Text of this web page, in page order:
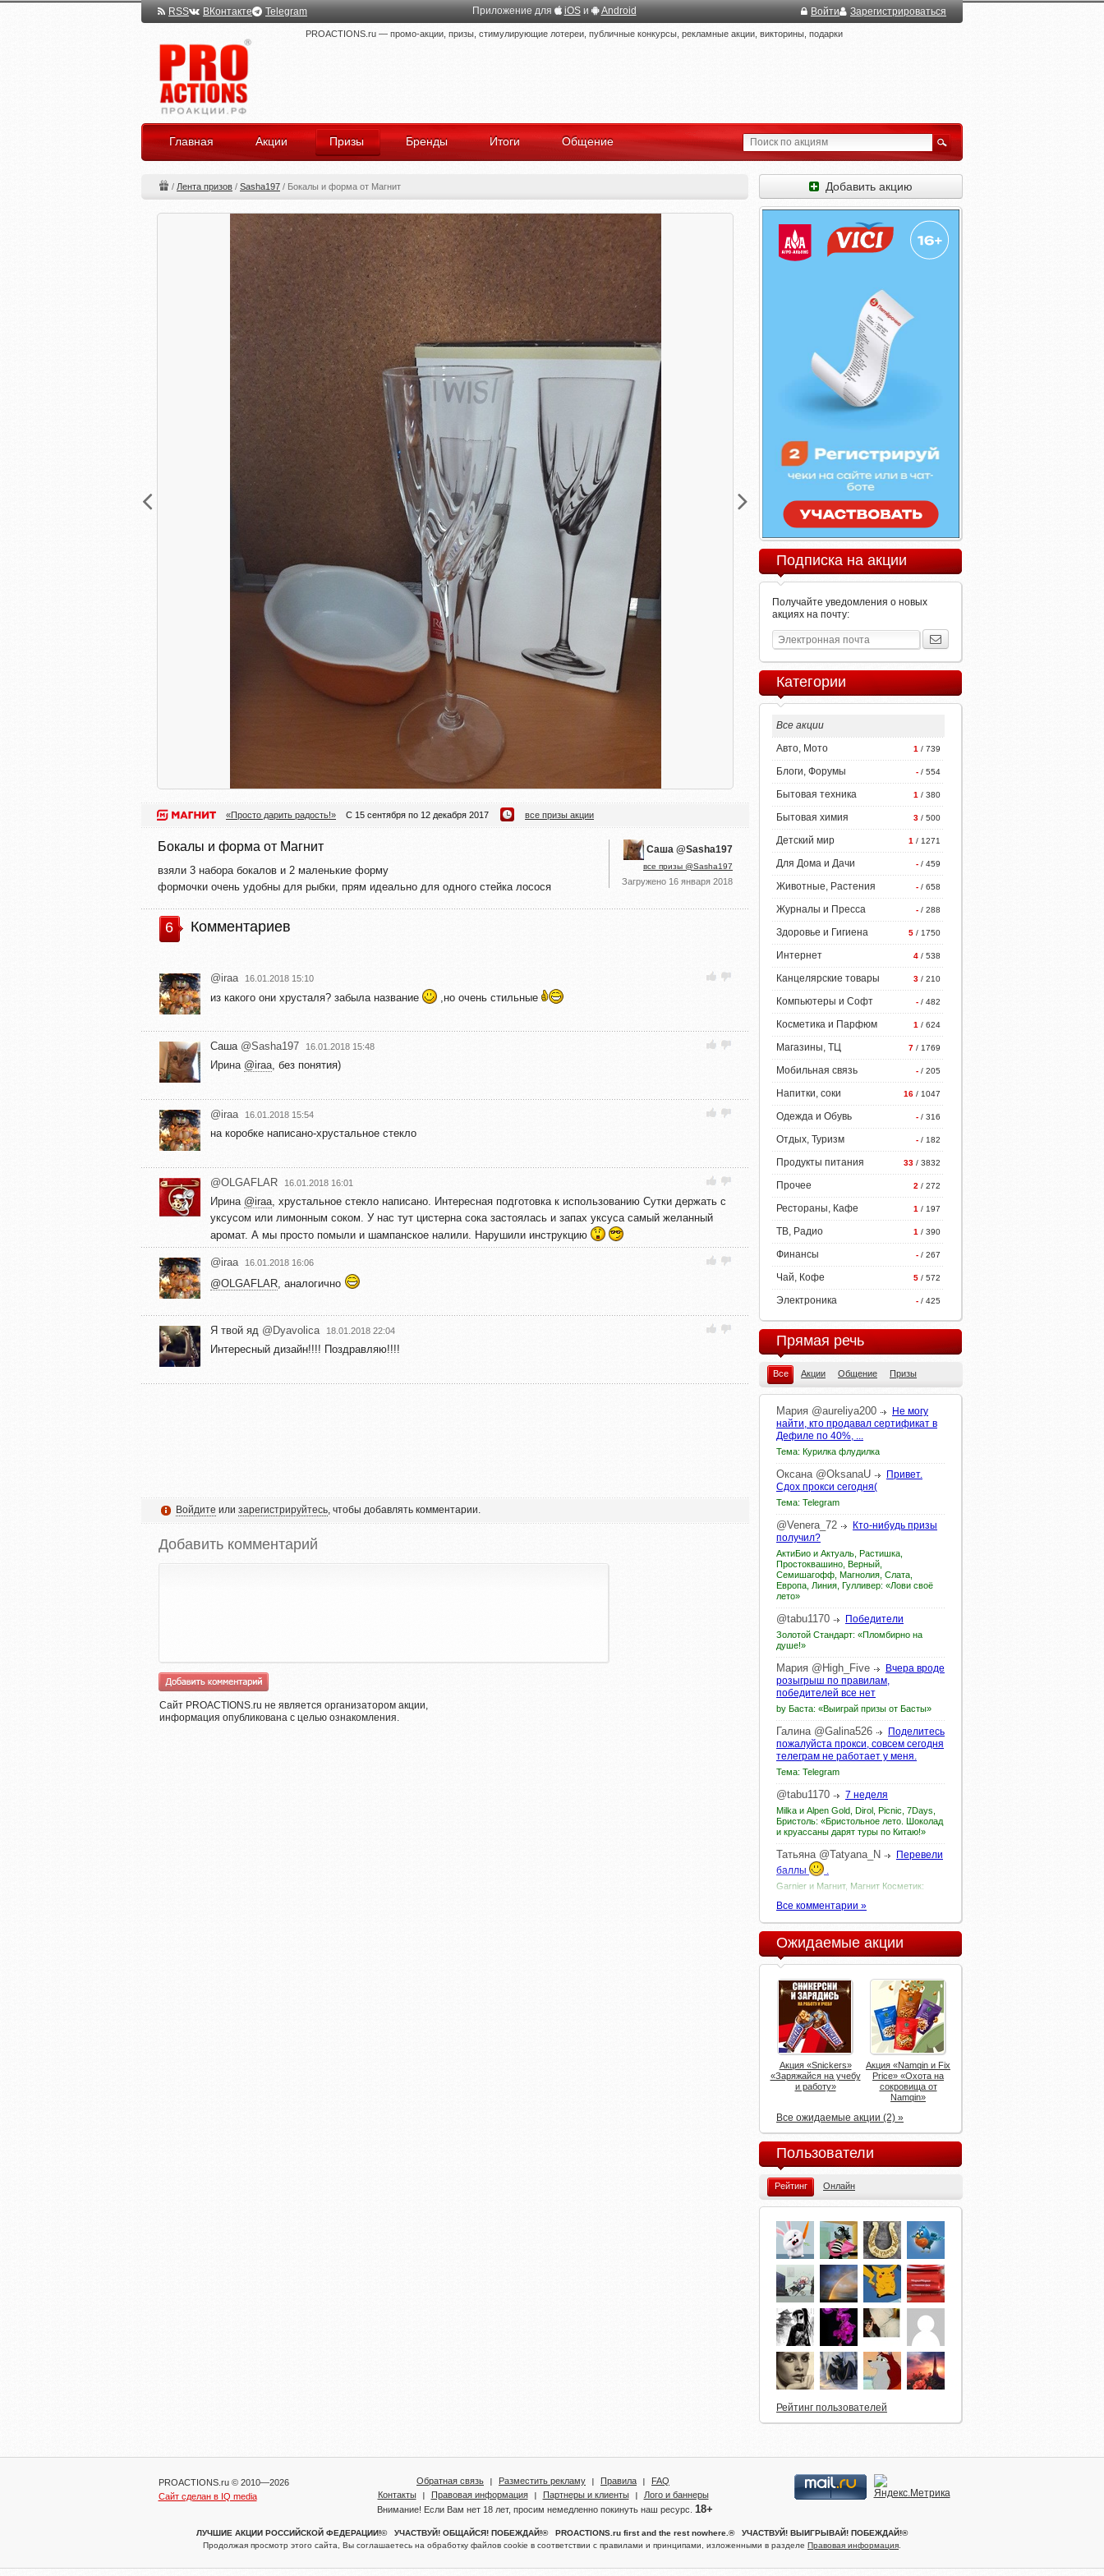
RSS ВКонтакте Telegram Приложение для iOSи Android Войти Зарегистрироваться
PROACTIONS.ru — промо-акции, призы, стимулирующие лотереи, публичные конкурсы, рекламные акции, викторины, подарки
Главная Акции Призы Бренды Итоги Общение
/ Лента призов / Sasha197 / Бокалы и форма от Магнит
«Просто дарить радость!» С 15 сентября по 12 декабря 2017 все призы акции
Саша @Sasha197
все призы @Sasha197
Загружено 16 января 2018
Бокалы и форма от Магнит
взяли 3 набора бокалов и 2 маленькие форму
формочки очень удобны для рыбки, прям идеально для одного стейка лосося
6 Комментариев
@iraa 16.01.2018 15:10
из какого они хрусталя? забыла название ,но очень стильные
Саша @Sasha197 16.01.2018 15:48
Ирина @iraa, без понятия)
@iraa 16.01.2018 15:54
на коробке написано-хрустальное стекло
@OLGAFLAR 16.01.2018 16:01
Ирина @iraa, хрустальное стекло написано. Интересная подготовка к использованию Сутки держать с
уксусом или лимонным соком. У нас тут цистерна сока застоялась и запах уксуса самый желанный
аромат. А мы просто помыли и шампанское налили. Нарушили инструкцию
@iraa 16.01.2018 16:06
@OLGAFLAR, аналогично
Я твой яд @Dyavolica 18.01.2018 22:04
Интересный дизайн!!!! Поздравляю!!!!
Войдите или зарегистрируйтесь, чтобы добавлять комментарии.
Добавить комментарий
Сайт PROACTIONS.ru не является организатором акции,
информация опубликована с целью ознакомления.
Добавить акцию
Подписка на акции
Получайте уведомления о новых
акциях на почту:
Категории
Все акции
1 / 739
Авто, Мото
- / 554
Блоги, Форумы
1 / 380
Бытовая техника
3 / 500
Бытовая химия
1 / 1271
Детский мир
- / 459
Для Дома и Дачи
- / 658
Животные, Растения
- / 288
Журналы и Пресса
5 / 1750
Здоровье и Гигиена
4 / 538
Интернет
3 / 210
Канцелярские товары
- / 482
Компьютеры и Софт
1 / 624
Косметика и Парфюм
7 / 1769
Магазины, ТЦ
- / 205
Мобильная связь
16 / 1047
Напитки, соки
- / 316
Одежда и Обувь
- / 182
Отдых, Туризм
33 / 3832
Продукты питания
2 / 272
Прочее
1 / 197
Рестораны, Кафе
1 / 390
ТВ, Радио
- / 267
Финансы
5 / 572
Чай, Кофе
- / 425
Электроника
Прямая речь
Все Акции Общение Призы
Мария @aureliya200
Не могу
найти, кто продавал сертификат в
Дефиле по 40%, ...
Тема: Курилка флудилка
Оксана @OksanaU
Привет.
Сдох прокси сегодня(
Тема: Telegram
@Venera_72
Кто-нибудь призы
получил?
АктиБио и Актуаль, Растишка,
Простоквашино, Верный,
Семишагофф, Магнолия, Слата,
Европа, Линия, Гулливер: «Лови своё
лето»
@tabu1170 Победители
Золотой Стандарт: «Пломбирно на
душе!»
Мария @High_Five
Вчера вроде
розыгрыш по правилам,
победителей все нет
by Баста: «Выиграй призы от Басты»
Галина @Galina526
Поделитесь
пожалуйста прокси, совсем сегодня
телеграм не работает у меня.
Тема: Telegram
@tabu1170 7 неделя
Milka и Alpen Gold, Dirol, Picnic, 7Days,
Бристоль: «Бристольное лето. Шоколад
и круассаны дарят туры по Китаю!»
Татьяна @Tatyana_N
Перевели
баллы
.
Garnier и Магнит, Магнит Косметик:
@tabu1170
Победители 9
недели и розыгрыша за июль
Милкис: «Окунись в нежность Милкис!»
@tabu1170
победителя на 3 млн руб
Моя семья: «Сократи ипотеку!»
Все комментарии »
Ожидаемые акции
Акция «Snickers»
«Заряжайся на учебу
и работу»
Акция «Namqin и Fix
Price» «Охота на
сокровища от
Namqin»
Все ожидаемые акции (2) »
Пользователи
Рейтинг Онлайн
Рейтинг пользователей
PROACTIONS.ru © 2010—2026
Сайт сделан в IQ media
Обратная связь Разместить рекламу Правила
FAQ
Контакты
Правовая информация Партнеры и клиенты
Лого и баннеры
Внимание! Если Вам нет 18 лет, просим немедленно покинуть наш ресурс. 18+
ЛУЧШИЕ АКЦИИ РОССИЙСКОЙ ФЕДЕРАЦИИ!© УЧАСТВУЙ! ОБЩАЙСЯ! ПОБЕЖДАЙ!® PROACTIONS.ru first and the rest nowhere.® УЧАСТВУЙ! ВЫИГРЫВАЙ! ПОБЕЖДАЙ!®
Продолжая просмотр этого сайта, Вы соглашаетесь на обработку файлов cookie в соответствии с правилами и принципами, изложенными в разделе Правовая информация